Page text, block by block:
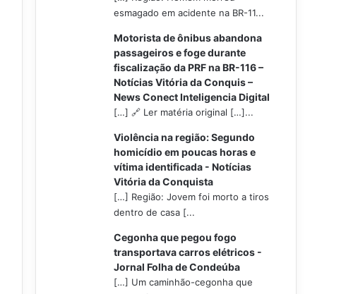
esmagado em acidente na BR-11...
Motorista de ônibus abandona
passageiros e foge durante
fiscalização da PRF na BR-116 –
Notícias Vitória da Conquis –
News Conect Inteligencia Digital
[…] 🔗 Ler matéria original […]...
Violência na região: Segundo
homicídio em poucas horas e
vítima identificada - Notícias
Vitória da Conquista
[…] Região: Jovem foi morto a tiros
dentro de casa [...
Cegonha que pegou fogo
transportava carros elétricos -
Jornal Folha de Condeúba
[…] Um caminhão-cegonha que